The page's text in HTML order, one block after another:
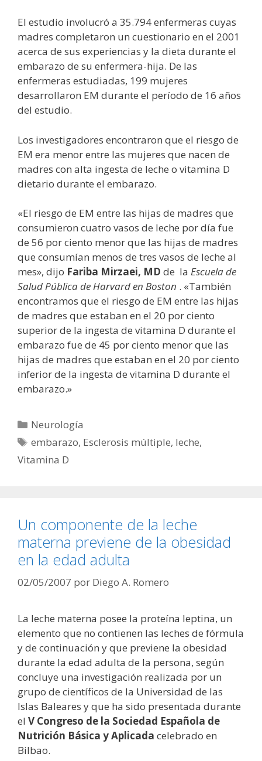
El estudio involucró a 35.794 enfermeras cuyas
madres completaron un cuestionario en el 2001
acerca de sus experiencias y la dieta durante el
embarazo de su enfermera-hija. De las
enfermeras estudiadas, 199 mujeres
desarrollaron EM durante el período de 16 años
del estudio.
Los investigadores encontraron que el riesgo de
EM era menor entre las mujeres que nacen de
madres con alta ingesta de leche o vitamina D
dietario durante el embarazo.
«El riesgo de EM entre las hijas de madres que
consumieron cuatro vasos de leche por día fue
de 56 por ciento menor que las hijas de madres
que consumían menos de tres vasos de leche al
mes», dijo Fariba Mirzaei, MD de la Escuela de
Salud Pública de Harvard en Boston . «También
encontramos que el riesgo de EM entre las hijas
de madres que estaban en el 20 por ciento
superior de la ingesta de vitamina D durante el
embarazo fue de 45 por ciento menor que las
hijas de madres que estaban en el 20 por ciento
inferior de la ingesta de vitamina D durante el
embarazo.»
Categorías
Neurología
Etiquetas
embarazo, Esclerosis múltiple, leche,
Vitamina D
Un componente de la leche
materna previene de la obesidad
en la edad adulta
02/05/2007 por Diego A. Romero
La leche materna posee la proteína leptina, un
elemento que no contienen las leches de fórmula
y de continuación y que previene la obesidad
durante la edad adulta de la persona, según
concluye una investigación realizada por un
grupo de científicos de la Universidad de las
Islas Baleares y que ha sido presentada durante
el V Congreso de la Sociedad Española de
Nutrición Básica y Aplicada celebrado en
Bilbao.